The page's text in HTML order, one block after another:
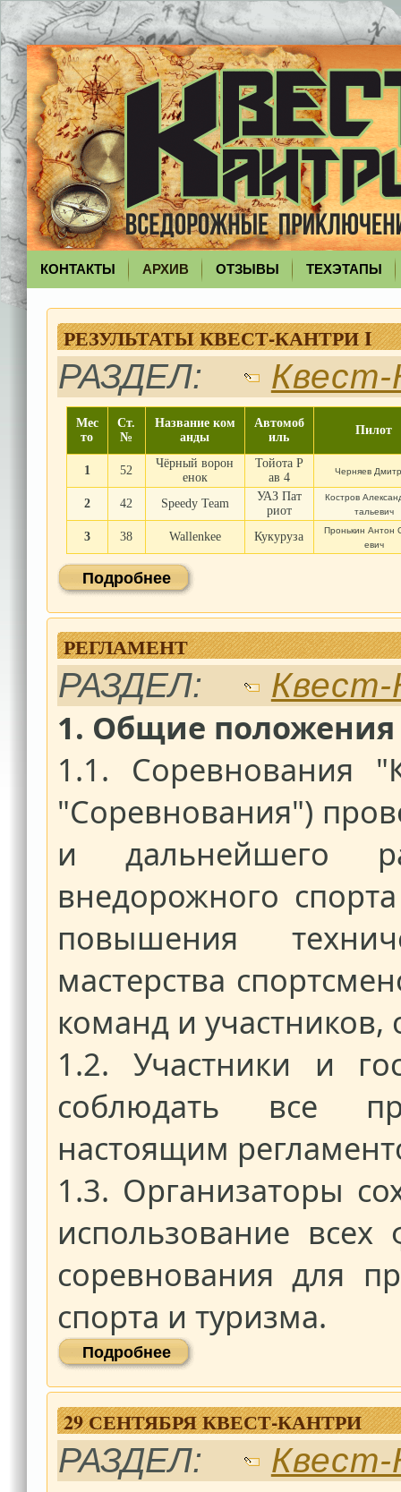
КОНТАКТЫ АРХИВ ОТЗЫВЫ ТЕХЭТАПЫ
РЕЗУЛЬТАТЫ КВЕСТ-КАНТРИ I
РАЗДЕЛ:
Мес
то
Ст.
№
Название ком
анды
Автомоб
иль
Пилот
1 52
Чёрный ворон
енок
Тойота Р
ав 4
Черняев
2 42 Speedy Team
УАЗ Пат
риот
Костров
тальевич
3 38 Wallenkee Кукуруза
Пронькин Антон
евич
Подробнее
РЕГЛАМЕНТ
РАЗДЕЛ:
1. Общие положения
1.1.
Соревнования
"Соревнования")
и дальнейшего
внедорожного
повышения
мастерства
команд и
1.2.
Участники и
соблюдать все
настоящим
1.3. Организаторы
использование
соревнования для
спорта и туризма.
Подробнее
29 СЕНТЯБРЯ КВЕСТ-КАНТРИ
РАЗДЕЛ: